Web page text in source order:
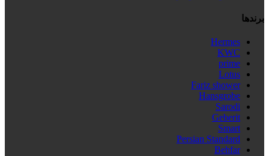
برندها
Hermes
KWC
prime
Lotus
Fariz shower
Hansgrobe
Sarodi
Geberit
Smart
Persian Standard
Behfar